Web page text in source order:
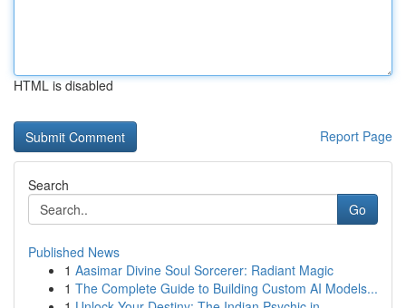
HTML is disabled
Report Page
Search
Go
Published News
1 Aasimar Divine Soul Sorcerer: Radiant Magic
1 The Complete Guide to Building Custom AI Models...